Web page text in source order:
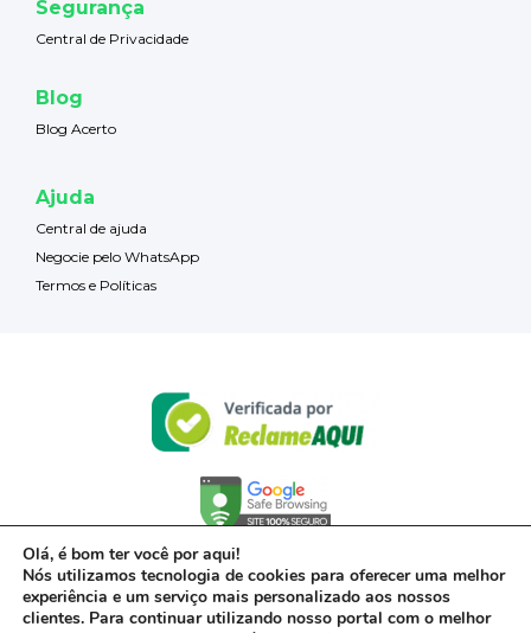
Segurança
Central de Privacidade
Blog
Blog Acerto
Ajuda
Central de ajuda
Negocie pelo WhatsApp
Termos e Políticas
Olá, é bom ter você por aqui!
Nós utilizamos tecnologia de cookies para oferecer uma melhor
experiência e um serviço mais personalizado aos nossos
clientes. Para continuar utilizando nosso portal com o melhor